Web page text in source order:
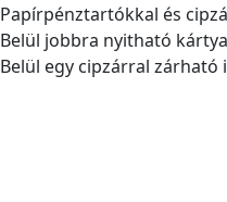
Papírpénztartókkal és
Belül jobbra nyitható
Belül egy cipzárral